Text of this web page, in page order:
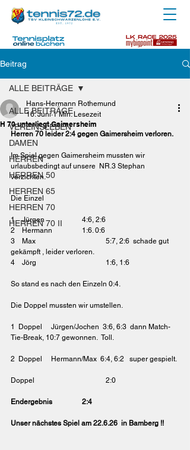
Beitrag
ALLE BEITRÄGE
VEREINSLEBEN
DAMEN
HERREN
HERREN 50
HERREN 65
HERREN 70
HERREN 70 II
ALLE BEITRÄGE
H 70 unterliegt Gaimersheim
Hans-Hermann Rothemund
16. Juni 1 Min. Lesezeit
Herren 70 leider 2:4 gegen Gaimersheim verloren.
Im Spiel gegen Gaimersheim mussten wir
urlaubsbedingt auf unsere  NR.3 Stephan
verzichten.
Die Einzel
1    Jürgen		4:6, 2:6
2    Hermann		1:6. 0:6
3    Max			5:7, 2:6  schade gut
gekämpft , leider verloren.
4    Jörg			1:6, 1:6
So stand es nach den Einzeln 0:4.
Die Doppel mussten wir umstellen.
1  Doppel     Jürgen/Jochen  3:6, 6:3  dann Match-
Tie-Break, 10:7 gewonnen.  Toll.
2  Doppel     Hermann/Max  6:4, 6:2   super gespielt.
Doppel			2:0
Endergebnis		2:4
Unser nächstes Spiel am 22.6.26  in Bamberg !!